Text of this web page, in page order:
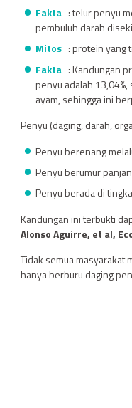
Fakta : telur penyu
pembuluh darah
Mitos : protein yang
Fakta : Kandungan
penyu adalah
ayam, sehingga ini
Penyu (daging, darah,
Penyu berenang
Penyu berumur
Penyu berada di
Kandungan ini terbukti
Alonso Aguirre, et al,
Tidak semua masyarakat
hanya berburu daging